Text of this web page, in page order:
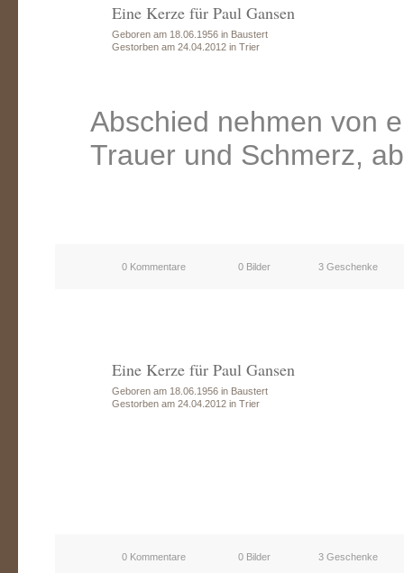
Eine Kerze für Paul Gansen
Geboren am 18.06.1956 in Baustert
Gestorben am 24.04.2012 in Trier
Abschied nehmen von
Trauer und Schmerz,
0 Kommentare 0 Bilder 3 Geschenke
Eine Kerze für Paul Gansen
Geboren am 18.06.1956 in Baustert
Gestorben am 24.04.2012 in Trier
0 Kommentare 0 Bilder 3 Geschenke